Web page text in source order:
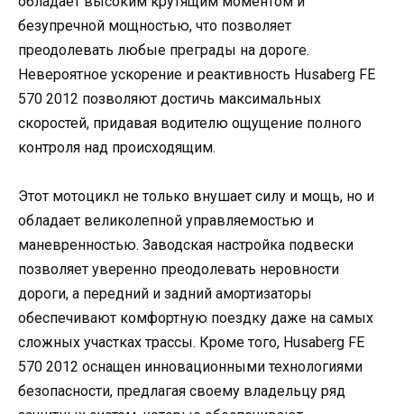
безупречной мощностью, что позволяет
преодолевать любые преграды на дороге.
Невероятное ускорение и реактивность Husaberg FE
570 2012 позволяют достичь максимальных
скоростей, придавая водителю ощущение полного
контроля над происходящим.
Этот мотоцикл не только внушает силу и мощь, но и
обладает великолепной управляемостью и
маневренностью. Заводская настройка подвески
позволяет уверенно преодолевать неровности
дороги, а передний и задний амортизаторы
обеспечивают комфортную поездку даже на самых
сложных участках трассы. Кроме того, Husaberg FE
570 2012 оснащен инновационными технологиями
безопасности, предлагая своему владельцу ряд